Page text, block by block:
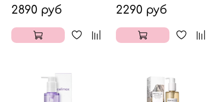
2890 руб 2290 руб